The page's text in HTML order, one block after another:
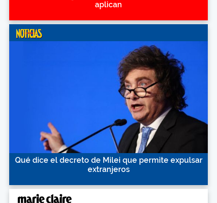
aplican
Qué dice el decreto de Milei que permite expulsar
extranjeros